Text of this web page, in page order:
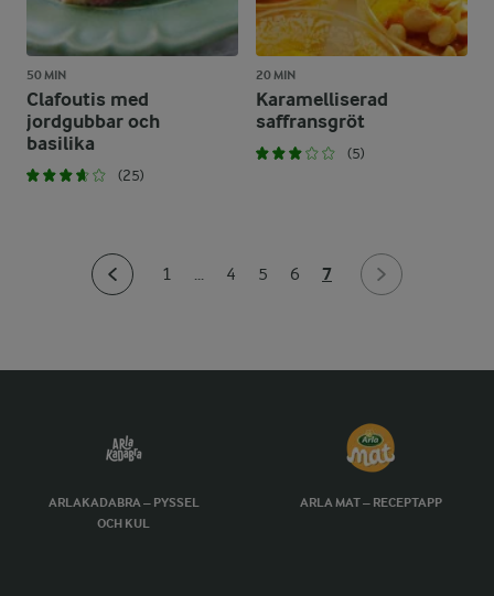
50 MIN
Clafoutis med
jordgubbar och
basilika
(25)
20 MIN
Karamelliserad
saffransgröt
(5)
1 ... 4 5 6 7
ARLAKADABRA – PYSSEL
OCH KUL
ARLA MAT – RECEPTAPP